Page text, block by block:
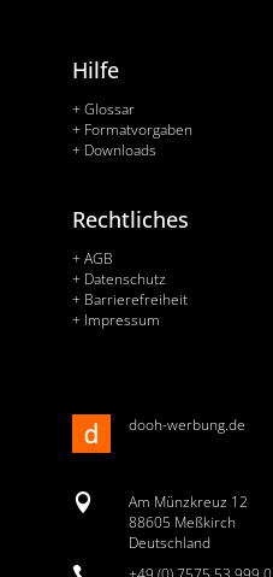
Hilfe
+ Glossar
+ Formatvorgaben
+ Downloads
Rechtliches
+ AGB
+ Datenschutz
+ Barrierefreiheit
+ Impressum
dooh-werbung.de

Am Münzkreuz 12
88605 Meßkirch
Deutschland